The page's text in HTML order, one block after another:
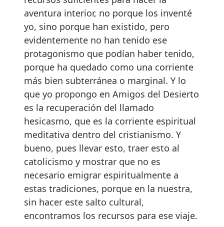
aventura interior, no porque los inventé
yo, sino porque han existido, pero
evidentemente no han tenido ese
protagonismo que podían haber tenido,
porque ha quedado como una corriente
más bien subterránea o marginal. Y lo
que yo propongo en Amigos del Desierto
es la recuperación del llamado
hesicasmo, que es la corriente espiritual
meditativa dentro del cristianismo. Y
bueno, pues llevar esto, traer esto al
catolicismo y mostrar que no es
necesario emigrar espiritualmente a
estas tradiciones, porque en la nuestra,
sin hacer este salto cultural,
encontramos los recursos para ese viaje.